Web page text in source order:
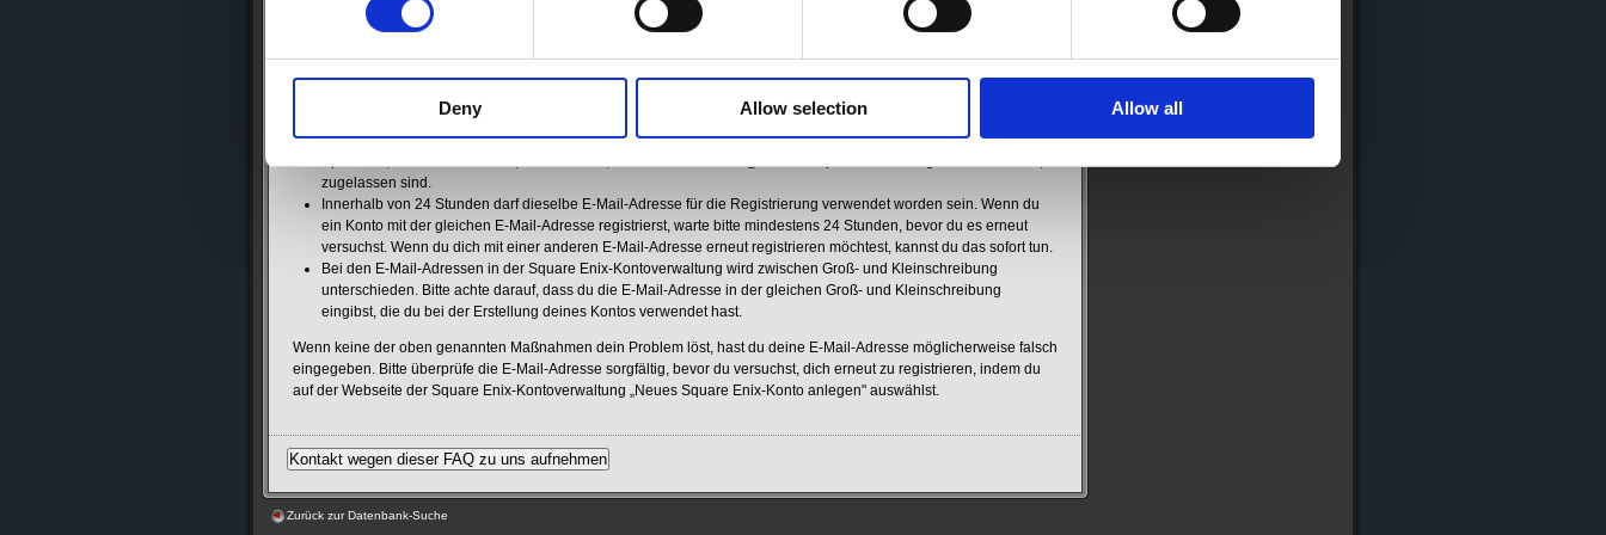
Deny Allow selection Allow all
Eingehende E-Mails können überlastet sein. Bitte prüfe später noch einmal, ob die E-Mail angekommen ist.
E-Mails von @account.square-enix.com werden möglicherweise nicht zugelassen. Bitte überprüfe deine E-Mail-
zugelassen sind.
Innerhalb von 24 Stunden darf dieselbe E-Mail-Adresse für die Registrierung verwendet worden sein. Wenn du
ein Konto mit der gleichen E-Mail-Adresse registrierst, warte bitte mindestens 24 Stunden, bevor du es erneut
versuchst. Wenn du dich mit einer anderen E-Mail-Adresse erneut registrieren möchtest, kannst du das sofort tun.
Bei den E-Mail-Adressen in der Square Enix-Kontoverwaltung wird zwischen Groß- und Kleinschreibung
unterschieden. Bitte achte darauf, dass du die E-Mail-Adresse in der gleichen Groß- und Kleinschreibung
eingibst, die du bei der Erstellung deines Kontos verwendet hast.
Wenn keine der oben genannten Maßnahmen dein Problem löst, hast du deine E-Mail-Adresse möglicherweise falsch
eingegeben. Bitte überprüfe die E-Mail-Adresse sorgfältig, bevor du versuchst, dich erneut zu registrieren, indem du
auf der Webseite der Square Enix-Kontoverwaltung „Neues Square Enix-Konto anlegen" auswählst.
Zurück zur Datenbank-Suche